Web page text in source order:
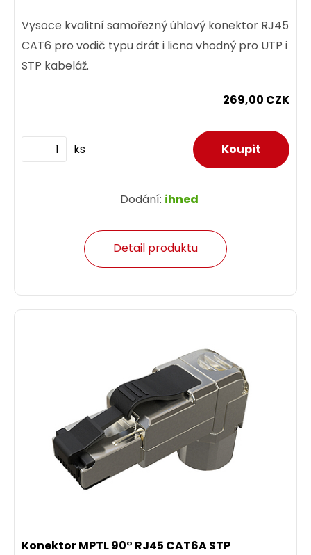
Vysoce kvalitní samořezný úhlový konektor RJ45
CAT6 pro vodič typu drát i licna vhodný pro UTP i
STP kabeláž.
269,00 CZK
ks
Dodání: ihned
Detail produktu
Konektor MPTL 90° RJ45 CAT6A STP